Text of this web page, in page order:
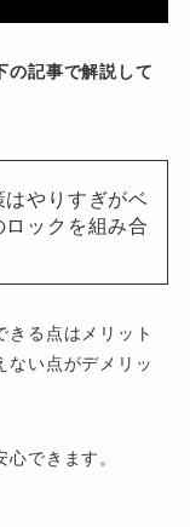
の記事で解説して
やりすぎがベ
ックを組み合
きる点はメリット
ない点がデメリッ
できます。